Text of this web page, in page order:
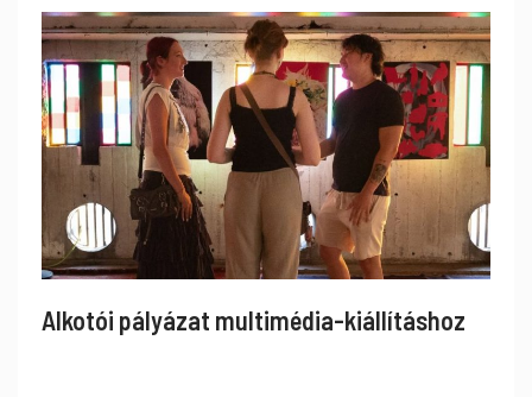
Alkotói pályázat multimédia-kiállításhoz